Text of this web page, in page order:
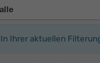
In Ihrer aktuellen